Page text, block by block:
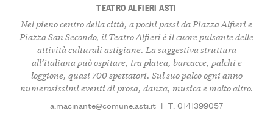
TEATRO ALFIERI ASTI
Nel pieno centro della città, a pochi passi da Piazza Alfieri e
Piazza San Secondo, il Teatro Alfieri è il cuore pulsante delle
attività culturali astigiane. La suggestiva struttura
all’italiana può ospitare, tra platea, barcacce, palchi e
loggione, quasi 700 spettatori. Sul suo palco ogni anno
numerosissimi eventi di prosa, danza, musica e molto altro.
a.macinante@comune.asti.it | T: 0141399057